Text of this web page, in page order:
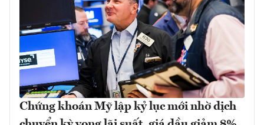
Chứng khoán Mỹ lập kỷ lục mới nhờ dịch